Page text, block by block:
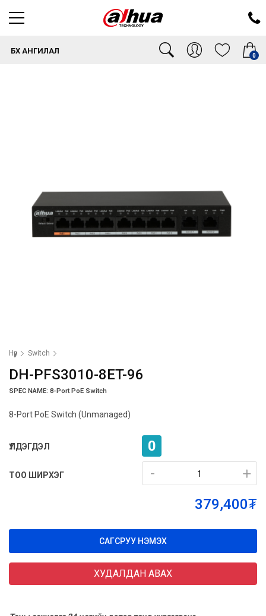
0
БҮХ АНГИЛАЛ
Нүүр Switch
DH-PFS3010-8ET-96
SPEC NAME: 8-Port PoE Switch
8-Port PoE Switch (Unmanaged)
ҮЛДЭГДЭЛ 0
ТОО ШИРХЭГ +
- +
-
379,400₮
САГСРУУ НЭМЭХ
ХУДАЛДАН АВАХ